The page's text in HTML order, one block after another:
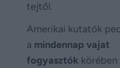
tejtől.
Amerikai kutatók
a mindennap vajat
fogyasztók körében